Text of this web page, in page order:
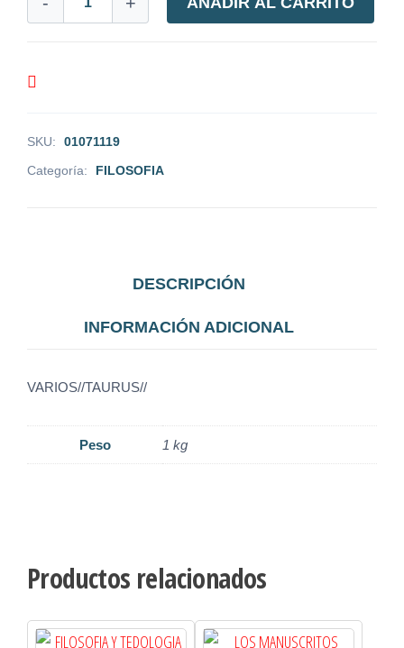
SKU:
01071119
Categoría:
FILOSOFIA
DESCRIPCIÓN
INFORMACIÓN ADICIONAL
VARIOS//TAURUS//
Peso 1 kg
Productos relacionados